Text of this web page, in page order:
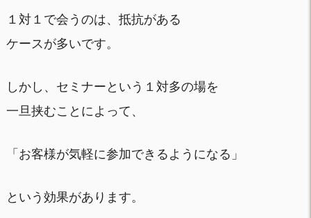
１対１で会うのは、抵抗がある
ケースが多いです。
しかし、セミナーという１対多の場を
一旦挟むことによって、
「お客様が気軽に参加できるようになる」
という効果があります。